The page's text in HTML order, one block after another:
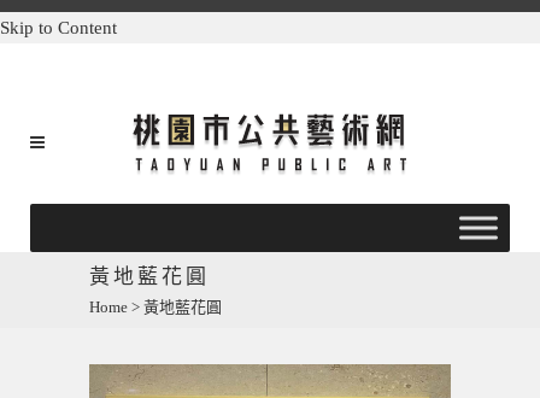
Skip to Content
黃地藍花圓
Home > 黃地藍花圓